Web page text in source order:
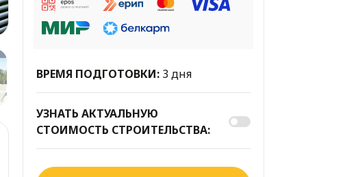
ВРЕМЯ ПОДГОТОВКИ: 3 дня
УЗНАТЬ АКТУАЛЬНУЮ
СТОИМОСТЬ СТРОИТЕЛЬСТВА: